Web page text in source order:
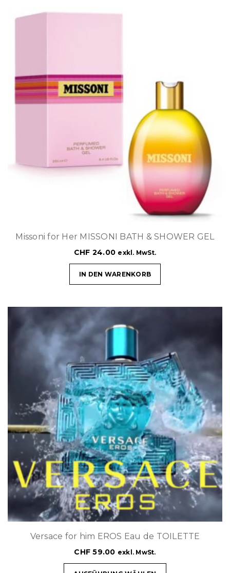
Missoni for Her MISSONI BATH & SHOWER GEL
CHF 24.00 exkl. MwSt.
IN DEN WARENKORB
Versace for him EROS Eau de TOILETTE
CHF 59.00 exkl. MwSt.